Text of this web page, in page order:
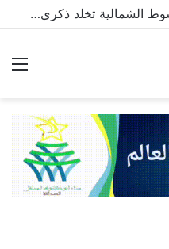
اتحادية حزب الإنصاف بنواكشوط الشمالية تخلد ذكرى تنصيب رئيس الجمهورية